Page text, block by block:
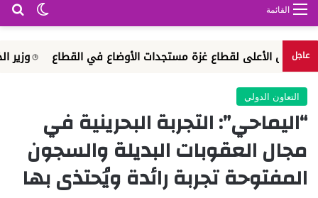
الوضع القائمة
عاجل لقطاع غزة مستجدات الأوضاع في القطاع وزير الخارجية
التعاون الدولي
“اليماحي”: التجربة البحرينية في
مجال العقوبات البديلة والسجون
المفتوحة تجربة رائدة ويُحتذى بها